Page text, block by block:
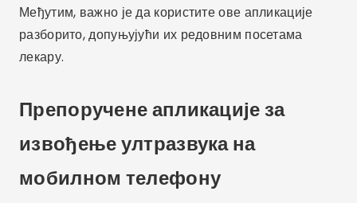
Међутим, важно је да користите ове апликације
разборито, допуњујући их редовним посетама
лекару.
Препоручене апликације за
извођење ултразвука на
мобилном телефону